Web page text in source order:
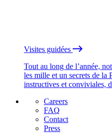
Visites guidées
Tout au long de l’année,
les mille et un secrets de la
instructives et conviviales,
Careers
FAQ
Contact
Press